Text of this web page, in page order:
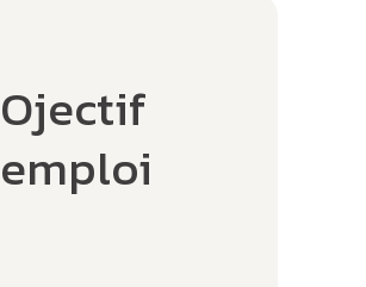
Ojectif
emploi